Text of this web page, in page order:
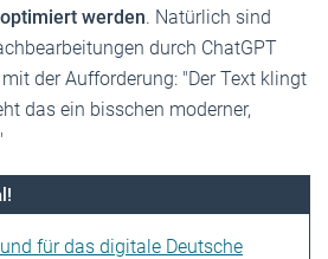
werden. Natürlich sind
durch ChatGPT
der Aufforderung: "Der Text klingt
das ein bisschen moderner,
für das digitale Deutsche